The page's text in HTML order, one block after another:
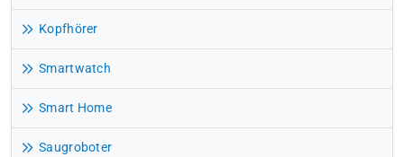
Kopfhörer
Smartwatch
Smart Home
Saugroboter